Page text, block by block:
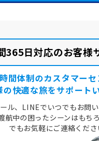
365日対応のお客様
間体制のカスタマーセ
の快適な旅をサポート
ル、LINEでいつでもお問
航中の困ったシーンはもちろ
でもお気軽にご連絡くださ